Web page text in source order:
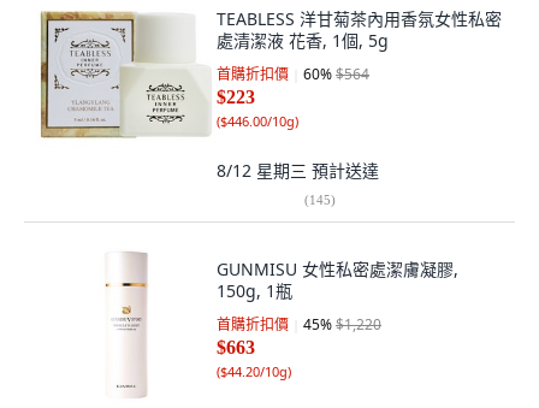
TEABLESS 洋甘菊茶內用香氛女性私密
處清潔液 花香, 1個, 5g
首購折扣價 60%$564
$223
($446.00/10g)
8/12 星期三 預計送達
(145)
GUNMISU 女性私密處潔膚凝膠,
150g, 1瓶
首購折扣價 45%$1,220
$663
($44.20/10g)